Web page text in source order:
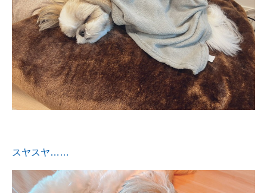
スヤスヤ……